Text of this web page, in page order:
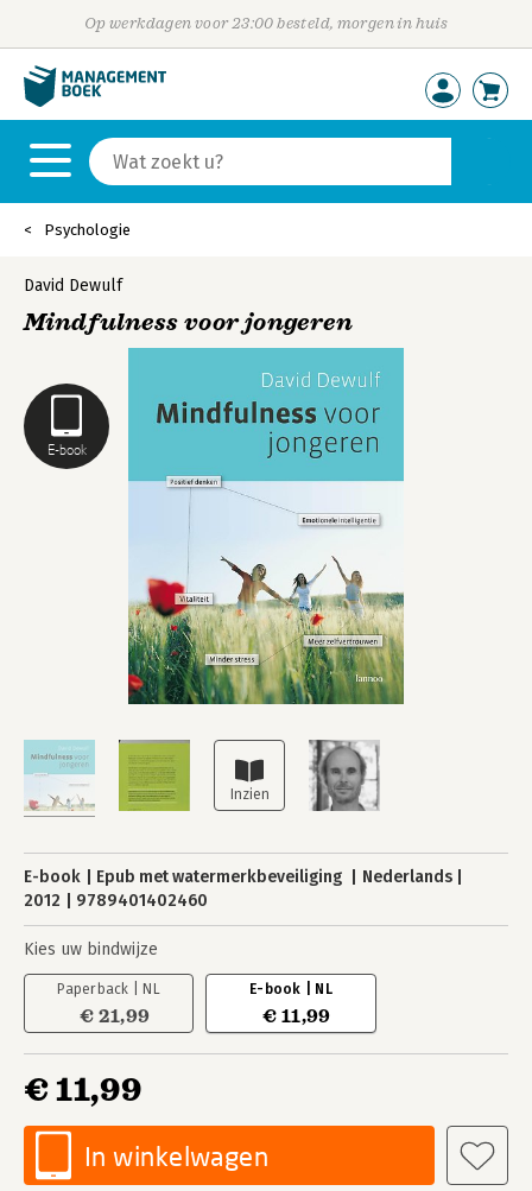
Op werkdagen voor 23:00 besteld, morgen in huis
Psychologie
E-book
David Dewulf
Mindfulness voor jongeren
E-book Epub met watermerkbeveiliging
Nederlands
2012
9789401402460
Kies uw bindwijze
Paperback | NL
€ 21,99
E-book | NL
€ 11,99
€ 11,99
In winkelwagen